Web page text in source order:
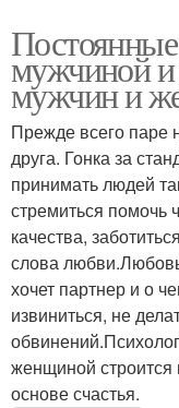
мужчиной
мужчин и
Прежде всего паре
друга. Гонка за
принимать людей
стремиться помочь
качества,
слова
хочет партнер и о
извиниться, не
женщиной
основе счастья.